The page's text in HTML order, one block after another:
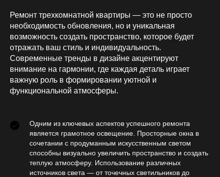
Ремонт трехкомнатной квартиры — это не просто
необходимость обновления, но и уникальная
возможность создать пространство, которое будет
отражать ваш стиль и индивидуальность.
Современные тренды в дизайне акцентируют
внимание на гармонии, где каждая деталь играет
важную роль в формировании уютной и
функциональной атмосферы.
Одним из ключевых аспектов успешного ремонта
является грамотное освещение. Просторные окна в
сочетании с продуманным искусственным светом
способны визуально увеличить пространство и создать
теплую атмосферу. Использование различных
источников света — от точечных светильников до